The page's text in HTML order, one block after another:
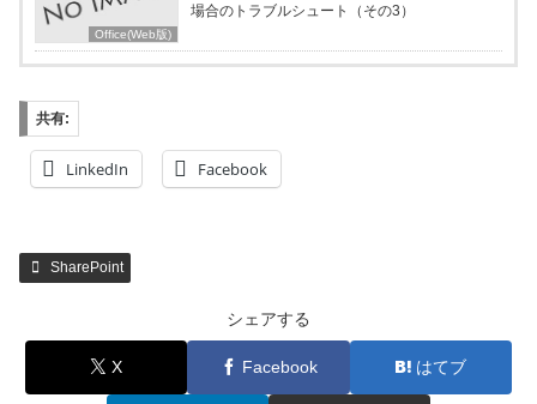
Office(Web版)
場合のトラブルシュート（その3）
共有:
LinkedIn Facebook
SharePoint
シェアする
X Facebook はてブ